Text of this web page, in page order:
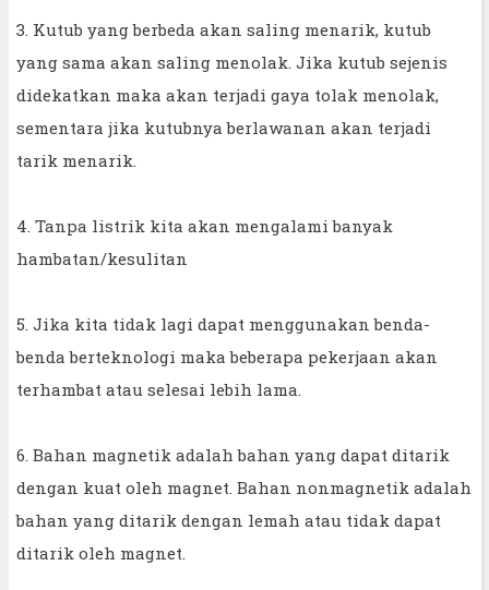
3. Kutub yang berbeda akan saling menarik, kutub
yang sama akan saling menolak. Jika kutub sejenis
didekatkan maka akan terjadi gaya tolak menolak,
sementara jika kutubnya berlawanan akan terjadi
tarik menarik.
4. Tanpa listrik kita akan mengalami banyak
hambatan/kesulitan
5. Jika kita tidak lagi dapat menggunakan benda-
benda berteknologi maka beberapa pekerjaan akan
terhambat atau selesai lebih lama.
6. Bahan magnetik adalah bahan yang dapat ditarik
dengan kuat oleh magnet. Bahan nonmagnetik adalah
bahan yang ditarik dengan lemah atau tidak dapat
ditarik oleh magnet.